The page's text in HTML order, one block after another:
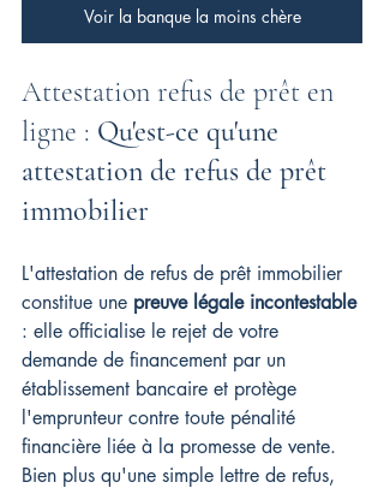
Voir la banque la moins chère
Attestation refus de prêt en
ligne : Qu'est-ce qu'une
attestation de refus de prêt
immobilier
L'attestation de refus de prêt immobilier
constitue une preuve légale incontestable
: elle officialise le rejet de votre
demande de financement par un
établissement bancaire et protège
l'emprunteur contre toute pénalité
financière liée à la promesse de vente.
Bien plus qu'une simple lettre de refus,